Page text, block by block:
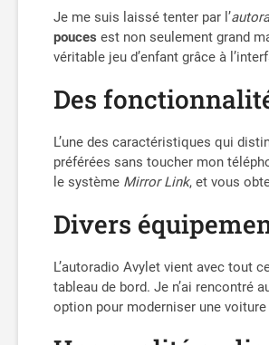
Je me suis laissé tenter par l’
pouces est non seulement grand
véritable jeu d’enfant grâce à
Des
L’une des caractéristiques qui
préférées sans toucher mon
le système Mirror Link, et vous
Divers
L’autoradio Avylet vient avec tout
tableau de bord. Je n’ai rencontré
option pour moderniser une